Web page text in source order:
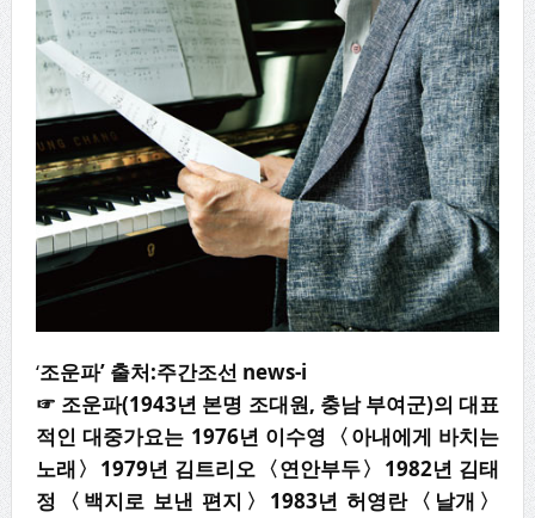
‘조운파’ 출처:주간조선 news-i
☞ 조운파(1943년 본명 조대원, 충남 부여군)의 대표
적인 대중가요는 1976년 이수영 〈아내에게 바치는
노래〉 1979년 김트리오 〈연안부두〉 1982년 김태
정 〈 백지로 보낸 편지 〉 1983년 허영란〈 날개 〉